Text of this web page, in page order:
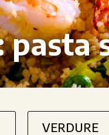
pasta
VERDURE